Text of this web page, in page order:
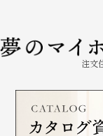
注文